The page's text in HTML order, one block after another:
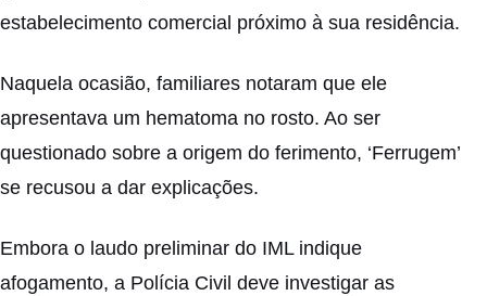
estabelecimento comercial próximo à sua residência.
Naquela ocasião, familiares notaram que ele
apresentava um hematoma no rosto. Ao ser
questionado sobre a origem do ferimento, ‘Ferrugem’
se recusou a dar explicações.
Embora o laudo preliminar do IML indique
afogamento, a Polícia Civil deve investigar as